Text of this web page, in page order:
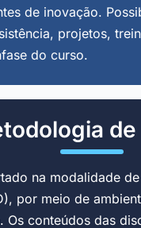
de inovação.
projetos,
do curso.
de
na modalidade
por meio de
Os conteúdos das